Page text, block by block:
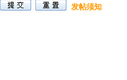
发帖须知